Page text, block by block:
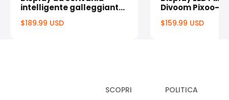
intelligente galleggiante
$189.99 USDPrezzo
Divoom Pixoo-
media
$159.99 USDPrezzo
SCOPRI POLITICA